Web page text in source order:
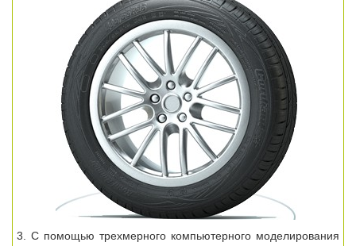
3. С помощью трехмерного компьютерного моделирования